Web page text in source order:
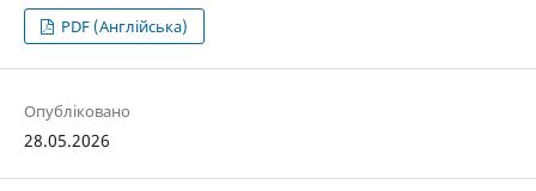
PDF (Англійська)
Опубліковано
28.05.2026